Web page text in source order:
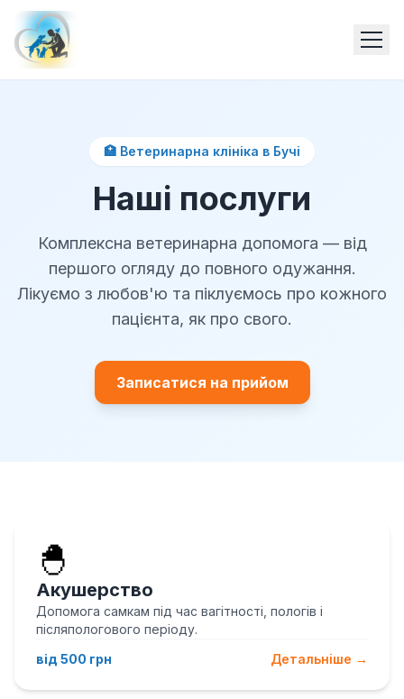
🏥 Ветеринарна клініка в Бучі
Наші послуги
Комплексна ветеринарна допомога — від
першого огляду до повного одужання.
Лікуємо з любов'ю та піклуємось про кожного
пацієнта, як про свого.
Записатися на прийом
🐣
Акушерство
Допомога самкам під час вагітності, пологів і
післяпологового періоду.
від 500 грн
Детальніше →